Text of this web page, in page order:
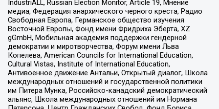
IndustriALL, Russian Election Monitor, Article 19, Мнение
медиа, Федерация анархического черного креста, Радио
Свободная Европа, Германское общество изучения
Восточной Европы, Фонд имени Фридриха Эберта, XZ
gGmbH, Мобильная академия поддержки гендерной
демократии и миротворчества, Форум имени Льва
Копелева, American Councils for International Education,
Cultural Vistas, Institute of International Education,
Антивоенное движение Антальи, Открытый диалог, Школа
международных отношений и государственной политики
им Питера Мунка, Российско-канадский демократический
альянс, Школа международных отношений им Нормана